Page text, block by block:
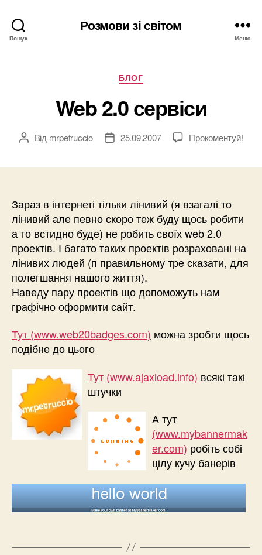
Пошук
Розмови зі світом
Меню
Категорії
БЛОГ
Web 2.0 сервіси
Автор
Від mrpetruccio
Дата25.09.2007 Прокоментуй!
Зараз в інтернеті тільки лінивий (я взагалі то
лінивий але певно скоро теж буду щось робити
а то встидно буде) не робить своїх web 2.0
проектів. І багато таких проектів розраховані на
лінивих людей (п правильному тре сказати, для
полегшання нашого життя).
Наведу пару проектів що допоможуть нам
графічно оформити сайт.
Тут (www.web20badges.com) можна зробти щось
подібне до цього
Тут (www.ajaxload.info) всякі такі
штучки
А тут
(www.mybannermak
er.com) робіть собі
цілу кучу банерів